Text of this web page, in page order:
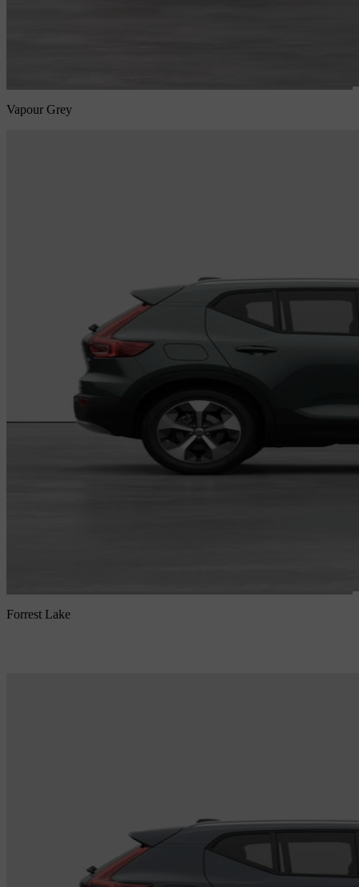
Vapour Grey
Forrest Lake